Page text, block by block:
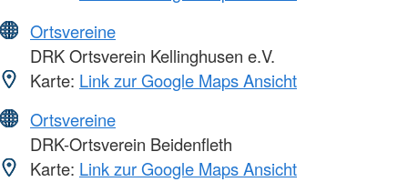
Ortsvereine
DRK Ortsverein Kellinghusen e.V.
Karte: Link zur Google Maps Ansicht
Ortsvereine
DRK-Ortsverein Beidenfleth
Karte: Link zur Google Maps Ansicht